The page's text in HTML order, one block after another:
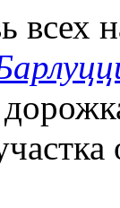
всех